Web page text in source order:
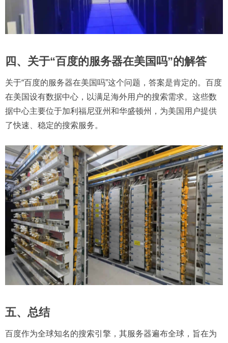
四、关于“百度的服务器在美国吗”的解答
关于“百度的服务器在美国吗”这个问题，答案是肯定的。百度
在美国设有数据中心，以满足海外用户的搜索需求。这些数
据中心主要位于加利福尼亚州和华盛顿州，为美国用户提供
了快速、稳定的搜索服务。
五、总结
百度作为全球知名的搜索引擎，其服务器遍布全球，旨在为